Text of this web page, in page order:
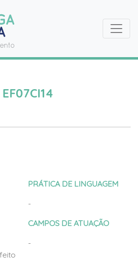
EF07CI14
PRÁTICA DE LINGUAGEM
-
CAMPOS DE ATUAÇÃO
-